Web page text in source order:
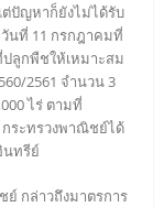
ต่ปัญหาก็ยังไม่ได้รับ
นที่ 11 กรกฎาคมที่
ลูกพืชให้เหมาะสม
2561 จำนวน 3
ไร่ ตามที่
ระทรวงพาณิชย์ได้
นทรีย์
กล่าวถึงมาตรการ